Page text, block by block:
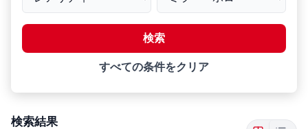
検索
すべての条件をクリア
検索結果